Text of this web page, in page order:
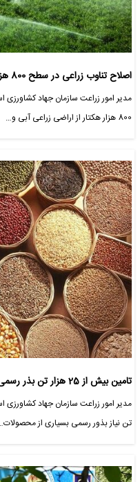
اصلاح تناوب زراعی در سطح 800 هزار هکتار از اراضی زراعی آذربایجان شرقی
مدیر امور زراعت سازمان جهاد کشاورزی
800 هزار هکتار از اراضی زراعی آبی و…
تامین بیش از 25 هزار تن بذر رسمی
تن نیاز بذور رسمی بسیاری از